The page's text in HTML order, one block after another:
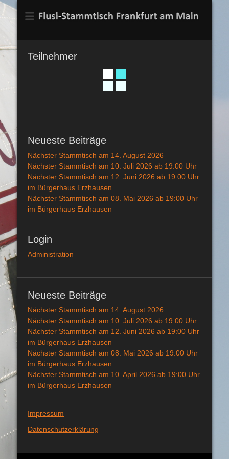
Flusi-Stammtisch
Teilnehmer
Neueste Beiträge
Nächster Stammtisch am 14. August 2026
Nächster Stammtisch am 10. Juli 2026 ab 19:00 Uhr
Nächster Stammtisch am 12. Juni 2026 ab 19:00 Uhr
im Bürgerhaus Erzhausen
Nächster Stammtisch am 08. Mai 2026 ab 19:00 Uhr
im Bürgerhaus Erzhausen
Login
Administration
Neueste Beiträge
Nächster Stammtisch am 14. August 2026
Nächster Stammtisch am 10. Juli 2026 ab 19:00 Uhr
Nächster Stammtisch am 12. Juni 2026 ab 19:00 Uhr
im Bürgerhaus Erzhausen
Nächster Stammtisch am 08. Mai 2026 ab 19:00 Uhr
im Bürgerhaus Erzhausen
Nächster Stammtisch am 10. April 2026 ab 19:00 Uhr
im Bürgerhaus Erzhausen
Impressum
Datenschutzerklärung